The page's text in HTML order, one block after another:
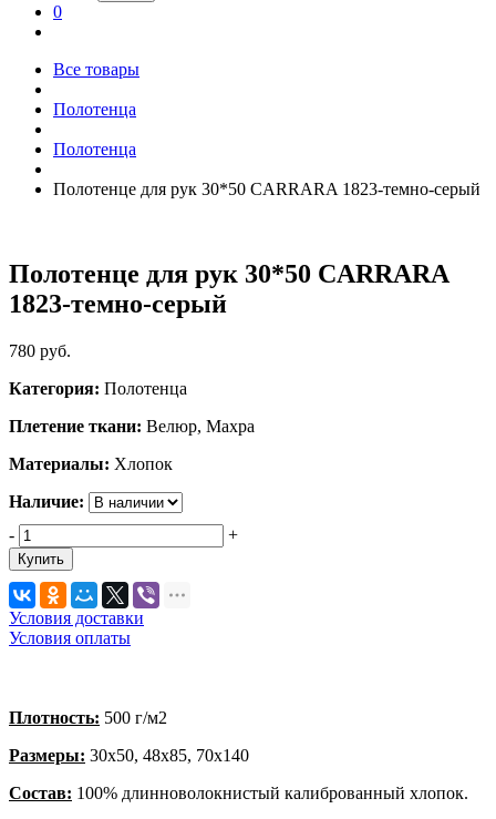
0
Все товары
Полотенца
Полотенца
Полотенце для рук 30*50 CARRARA 1823-темно-серый
Полотенце для рук 30*50 CARRARA
1823-темно-серый
780 руб.
Категория: Полотенца
Плетение ткани: Велюр, Махра
Материалы: Хлопок
Наличие:
-
+
Купить
Условия доставки
Условия оплаты
Плотность: 500 г/м2
Размеры: 30х50, 48х85, 70х140
Состав: 100% длинноволокнистый калиброванный хлопок.